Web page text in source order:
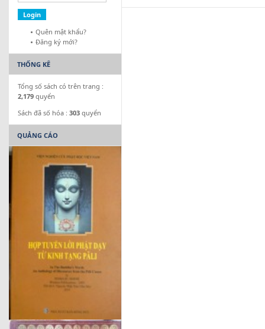
Quên mật khẩu?
Đăng ký mới?
THỐNG KÊ
Tổng số sách có trên trang :
2,179 quyển
Sách đã số hóa : 303 quyển
QUẢNG CÁO